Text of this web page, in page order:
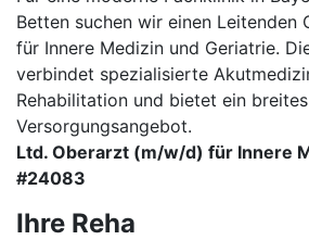
Betten suchen wir einen Leitenden
für Innere Medizin und Geriatrie.
verbindet spezialisierte
Rehabilitation und bietet ein
Versorgungsangebot.
Ltd. Oberarzt (m/w/d) für Innere
#24083
Ihre Reha